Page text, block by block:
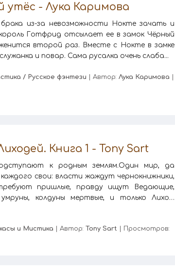
утёс - Лука Каримова
брака из-за невозможности Нокте зачать и
Готфрид отсылает ее в замок Чёрный
второй раз. Вместе с Нокте в замке
и повар. Сама русалка очень слаба...
/ Русское фэнтези | Автор: Лука Каримова |
Книга 1 - Tony Sart
к родным землям.Один мир, да
свои: власти жаждут чернокнижники,
пришлые, правду ищут Ведающие,
колдуны мертвые, и только Лихо…
и Мистика | Автор: Tony Sart | Просмотров: